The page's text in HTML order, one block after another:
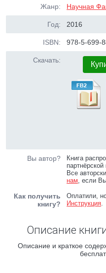
Жанр: Научная
Год: 2016
ISBN: 978-5-699-
Скачать:
Вы автор?
Книга
Все
нам, если
Как получить
книгу?
Оплатили,
Инструкция.
Описание
Описание и краткое